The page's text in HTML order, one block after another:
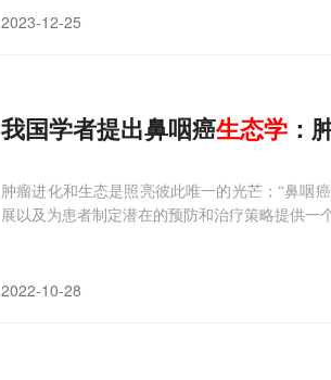
2023-12-25
我国学者提出鼻咽癌生态学 ：
肿瘤进化和生态是照亮彼此唯一的光芒；“鼻咽
展以及为患者制定潜在的预防和治疗策略提供一
2022-10-28